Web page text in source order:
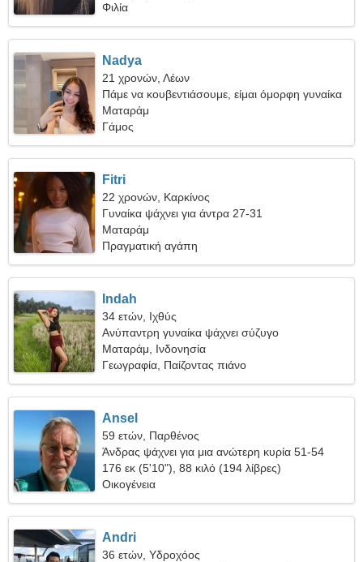
Φιλία
Nadya
21 χρονών, Λέων
Πάμε να κουβεντιάσουμε, είμαι όμορφη γυναίκα
Ματαράμ
Γάμος
Fitri
22 χρονών, Καρκίνος
Γυναίκα ψάχνει για άντρα 27-31
Ματαράμ
Πραγματική αγάπη
Indah
34 ετών, Ιχθύς
Ανύπαντρη γυναίκα ψάχνει σύζυγο
Ματαράμ, Ινδονησία
Γεωγραφία, Παίζοντας πιάνο
Ansel
59 ετών, Παρθένος
Άνδρας ψάχνει για μια ανώτερη κυρία 51-54
176 εκ (5'10"), 88 κιλό (194 λίβρες)
Οικογένεια
Andri
36 ετών, Υδροχόος